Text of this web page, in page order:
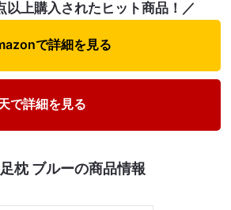
以上購入されたヒット商品！／
で詳細を見る
で詳細を見る
枕 ブルーの商品情報